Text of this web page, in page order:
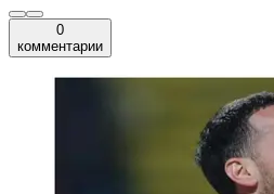
0
комментарии